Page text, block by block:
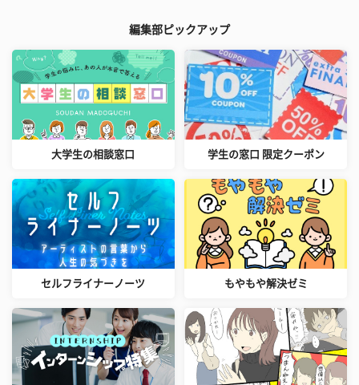
編集部ピックアップ
大学生の相談窓口 学生の窓口 限定クーポン
セルフライナーノーツ もやもや解決ゼミ